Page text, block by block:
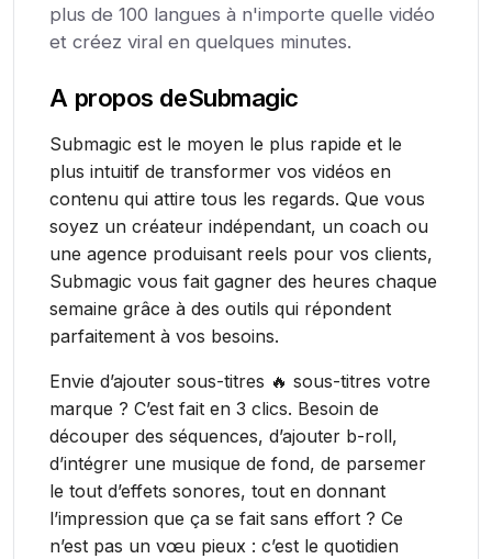
plus de 100 langues à n'importe quelle vidéo
et créez viral en quelques minutes.
A propos deSubmagic
Submagic est le moyen le plus rapide et le
plus intuitif de transformer vos vidéos en
contenu qui attire tous les regards. Que vous
soyez un créateur indépendant, un coach ou
une agence produisant reels pour vos clients,
Submagic vous fait gagner des heures chaque
semaine grâce à des outils qui répondent
parfaitement à vos besoins.
Envie d’ajouter sous-titres 🔥 sous-titres votre
marque ? C’est fait en 3 clics. Besoin de
découper des séquences, d’ajouter b-roll,
d’intégrer une musique de fond, de parsemer
le tout d’effets sonores, tout en donnant
l’impression que ça se fait sans effort ? Ce
n’est pas un vœu pieux : c’est le quotidien